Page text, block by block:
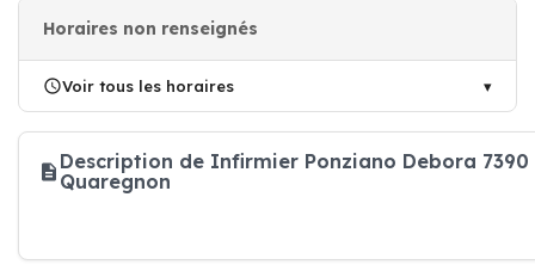
Horaires non renseignés
Voir tous les horaires
Description de Infirmier Ponziano Debora 7390
Quaregnon